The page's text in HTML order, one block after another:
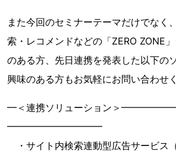
また今回のセミナーテーマだけでなく
索・レコメンドなどの「ZERO ZONE
のある方、先日連携を発表した以下の
興味のある方もお気軽にお問い合わせ
━＜連携ソリューション＞
━━━━━━━━━━
・サイト内検索連動型広告サービス